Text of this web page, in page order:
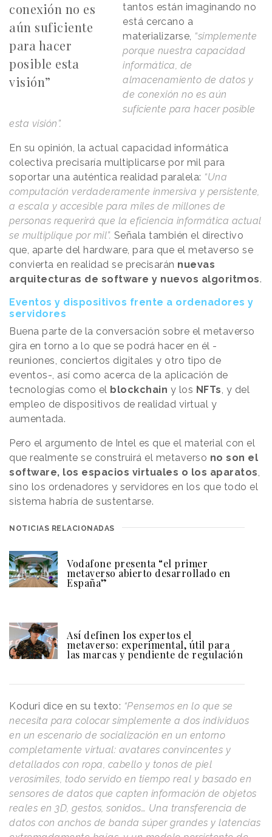
conexión no es
aún suficiente
para hacer
posible esta
visión”
tantos están imaginando no
está cercano a
materializarse, “simplemente
porque nuestra capacidad
informática, de
almacenamiento de datos y
de conexión no es aún
suficiente para hacer posible
esta visión”.
En su opinión, la actual capacidad informática
colectiva precisaría multiplicarse por mil para
soportar una auténtica realidad paralela: “Una
computación verdaderamente inmersiva y persistente,
a escala y accesible para miles de millones de
personas requerirá que la eficiencia informática actual
se multiplique por mil”. Señala también el directivo
que, aparte del hardware, para que el metaverso se
convierta en realidad se precisarán nuevas
arquitecturas de software y nuevos algoritmos.
Eventos y dispositivos frente a ordenadores y
servidores
Buena parte de la conversación sobre el metaverso
gira en torno a lo que se podrá hacer en él -
reuniones, conciertos digitales y otro tipo de
eventos-, así como acerca de la aplicación de
tecnologías como el blockchain y los NFTs, y del
empleo de dispositivos de realidad virtual y
aumentada.
Pero el argumento de Intel es que el material con el
que realmente se construirá el metaverso no son el
software, los espacios virtuales o los aparatos,
sino los ordenadores y servidores en los que todo el
sistema habría de sustentarse.
NOTICIAS RELACIONADAS
Vodafone presenta “el primer
metaverso abierto desarrollado en
España”
Así definen los expertos el
metaverso: experimental, útil para
las marcas y pendiente de regulación
Koduri dice en su texto: “Pensemos en lo que se
necesita para colocar simplemente a dos individuos
en un escenario de socialización en un entorno
completamente virtual: avatares convincentes y
detallados con ropa, cabello y tonos de piel
verosímiles, todo servido en tiempo real y basado en
sensores de datos que capten información de objetos
reales en 3D, gestos, sonidos… Una transferencia de
datos con anchos de banda súper grandes y latencias